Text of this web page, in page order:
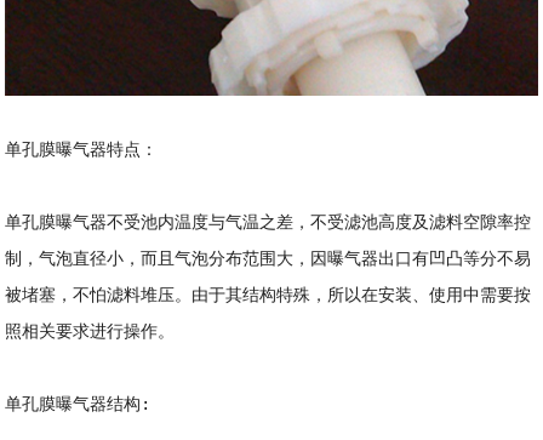
单孔膜曝气器特点：
单孔膜曝气器不受池内温度与气温之差，不受滤池高度及滤料空隙率控
制，气泡直径小，而且气泡分布范围大，因曝气器出口有凹凸等分不易
被堵塞，不怕滤料堆压。由于其结构特殊，所以在安装、使用中需要按
照相关要求进行操作。
单孔膜曝气器结构: